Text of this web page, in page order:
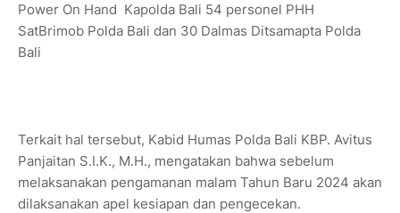
Power On Hand Kapolda Bali 54 personel PHH
SatBrimob Polda Bali dan 30 Dalmas Ditsamapta Polda
Bali
Terkait hal tersebut, Kabid Humas Polda Bali KBP. Avitus
Panjaitan S.I.K., M.H., mengatakan bahwa sebelum
melaksanakan pengamanan malam Tahun Baru 2024 akan
dilaksanakan apel kesiapan dan pengecekan.